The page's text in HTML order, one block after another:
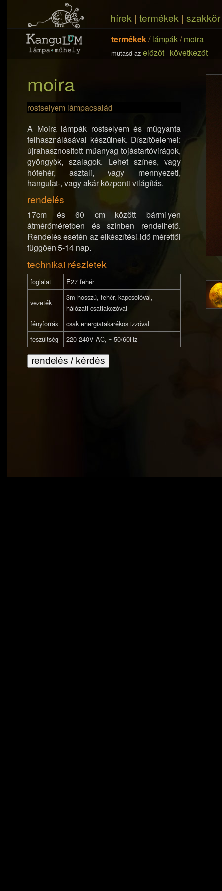
hírek | termékek | szakkör
termékek/lámpák/moira
mutasd az előzőt | következőt
moira
rostselyem lámpacsalád
A Moira lámpák rostselyem és műgyanta
felhasználásával készülnek. Díszítőelemei:
újrahasznosított műanyag tojástartóvirágok,
gyöngyök, szalagok. Lehet színes, vagy
hófehér, asztali, vagy mennyezeti,
hangulat-, vagy akár központi világítás.
rendelés
17cm és 60 cm között bármilyen
átmérőméretben és színben rendelhető.
Rendelés esetén az elkészítési idő mérettől
függően 5-14 nap.
technikai részletek
foglalat E27 fehér
vezeték
3m hosszú, fehér, kapcsolóval,
hálózati csatlakozóval
fényforrás
csak energiatakarékos izzóval
feszültség
220-240V AC, ~ 50/60Hz